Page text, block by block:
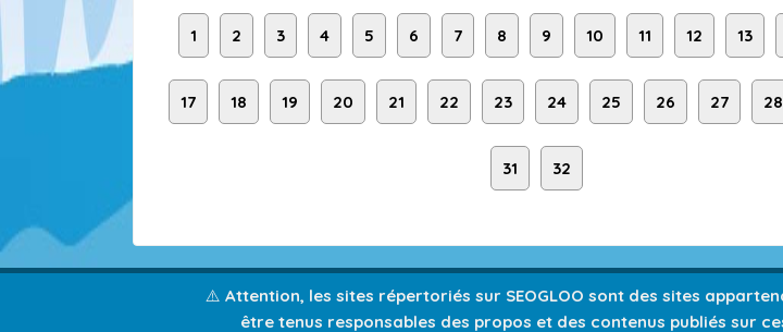
1 2 3 4 5 6 7 8 9 10 11 12 13
17 18 19 20 21 22 23 24 25 26 27 28
31 32
⚠️ Attention, les sites répertoriés sur SEOGLOO sont des sites
être tenus responsables des propos et des contenus publiés sur